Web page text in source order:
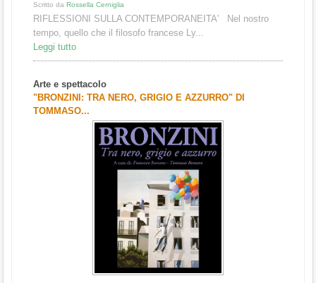
Scritto da Rossella Cerniglia
RIFLESSIONI SULLA CONTEMPORANEITA' Nel nostro
tempo, quello che il filosofo francese Ly...
Leggi tutto
Arte e spettacolo
"BRONZINI: TRA NERO, GRIGIO E AZZURRO" DI
TOMMASO...